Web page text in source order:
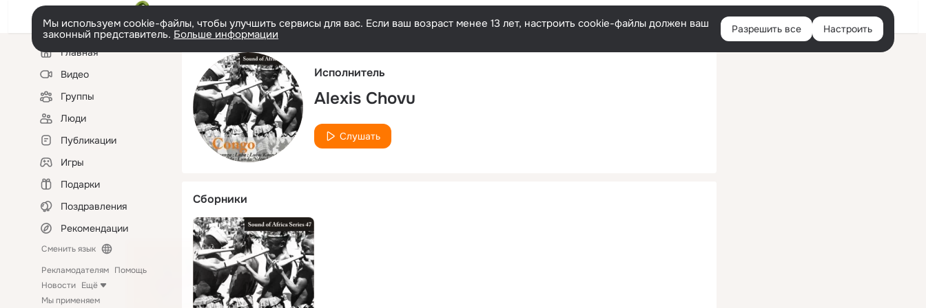
Русский Войти
Мы используем cookie-файлы, чтобы улучшить сервисы для вас. Если ваш возраст менее 13 лет, настроить cookie-файлы должен ваш
законный представитель. Больше информации Разрешить все Настроить
Левая
колонкаГлавная
Видео
Группы
Люди
Публикации
Игры
Подарки
Поздравления
Рекомендации
Сменить язык
Рекламодателям Помощь
Новости Ещё
Мы применяем
Исполнитель
Alexis Chovu
Слушать
Сборники